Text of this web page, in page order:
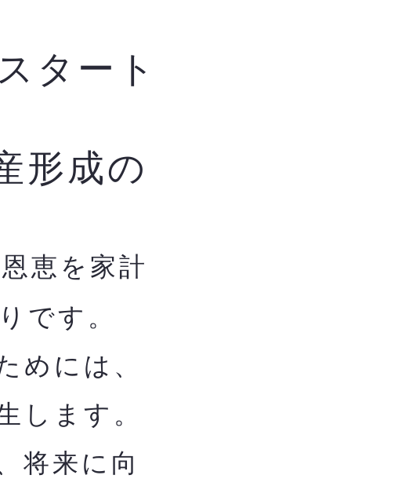
タート
形成の
恵を家計
です。
めには、
します。
将来に向